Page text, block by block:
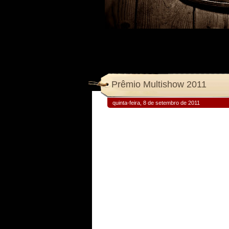
Prêmio Multishow 2011
quinta-feira, 8 de setembro de 2011